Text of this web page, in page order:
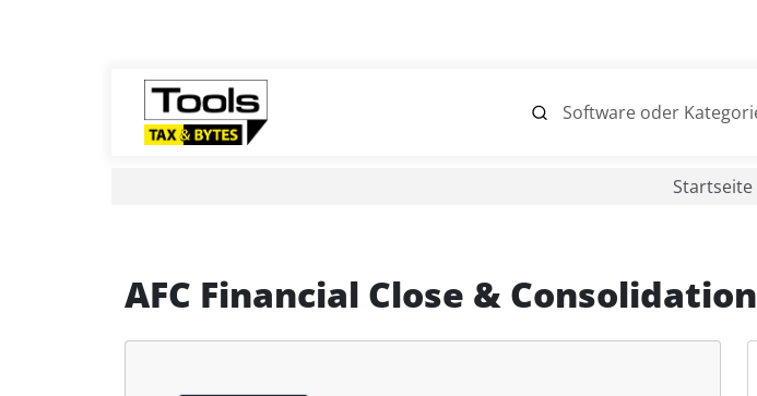
Startseite
AFC Financial Close & Consolidation